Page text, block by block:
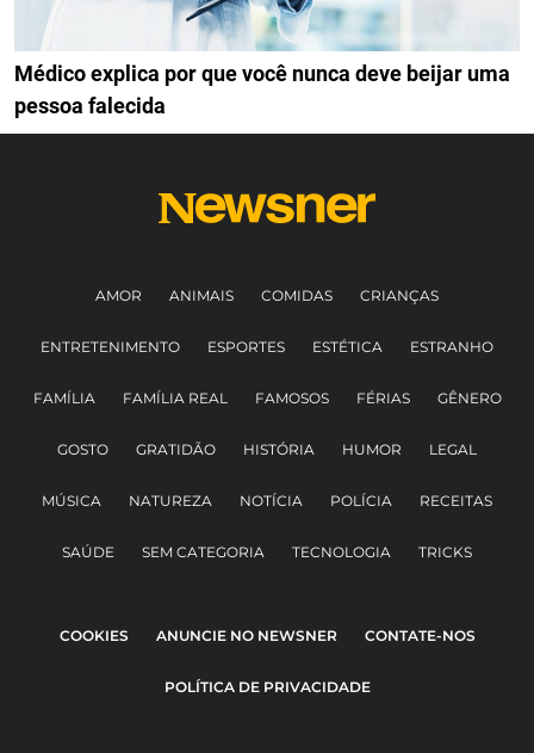
Médico explica por que você nunca deve beijar uma
pessoa falecida
AMOR ANIMAIS COMIDAS CRIANÇAS
ENTRETENIMENTO ESPORTES ESTÉTICA ESTRANHO
FAMÍLIA FAMÍLIA REAL FAMOSOS FÉRIAS GÊNERO
GOSTO GRATIDÃO HISTÓRIA HUMOR LEGAL
MÚSICA NATUREZA NOTÍCIA POLÍCIA RECEITAS
SAÚDE SEM CATEGORIA TECNOLOGIA TRICKS
COOKIES ANUNCIE NO NEWSNER CONTATE-NOS
POLÍTICA DE PRIVACIDADE